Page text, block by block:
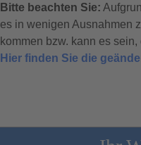
Bitte beachten Sie:
es in wenigen Ausnahmen
kommen bzw. kann es
Hier finden Sie die